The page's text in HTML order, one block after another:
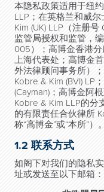
本隐私政策适用于纽
LLP ；在英格兰和威
Kim (UK) LLP （注册号
监管局授权和监管，
005）；高博金香港
上海代表处；高博金
外法律顾问事务所）
Kobre & Kim (BVI) LP
(Cayman) ；高博金阿
Kobre & Kim LLP的分
的有限责任合伙律所
称“高博金”或“本所”）。
1.2 联系方式
如阁下对我们的隐私
址或发送至以下邮箱：